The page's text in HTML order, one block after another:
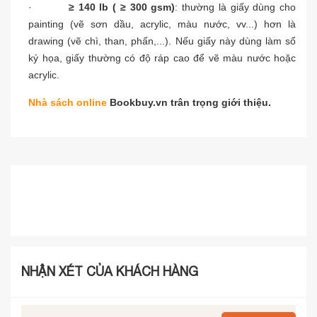
· ≥ 140 lb ( ≥ 300 gsm): thường là giấy dùng cho
painting (vẽ sơn dầu, acrylic, màu nước, vv...) hơn là
drawing (vẽ chì, than, phấn,...). Nếu giấy này dùng làm sổ
ký họa, giấy thường có độ ráp cao để vẽ màu nước hoặc
acrylic.
Nhà sách online Bookbuy.vn trân trọng giới thiệu.
NHẬN XÉT CỦA KHÁCH HÀNG